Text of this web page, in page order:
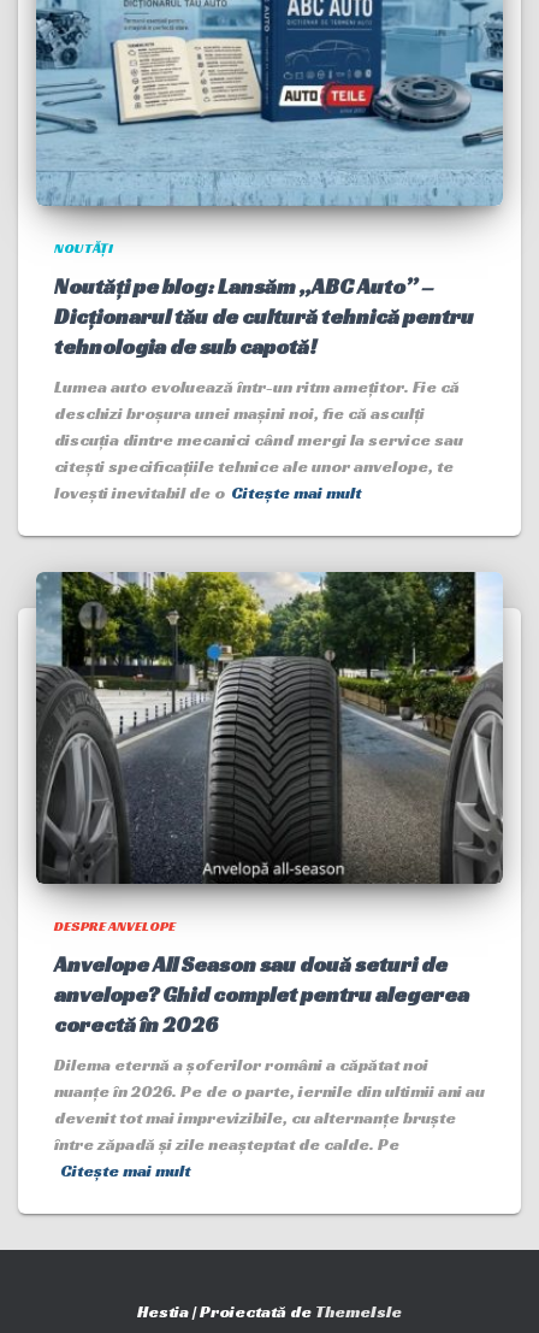
NOUTĂȚI
Noutăți pe blog: Lansăm „ABC Auto” –
Dicționarul tău de cultură tehnică pentru
tehnologia de sub capotă!
Lumea auto evoluează într-un ritm amețitor. Fie că
deschizi broșura unei mașini noi, fie că asculți
discuția dintre mecanici când mergi la service sau
citești specificațiile tehnice ale unor anvelope, te
lovești inevitabil de o Citește mai mult
DESPRE ANVELOPE
Anvelope All Season sau două seturi de
anvelope? Ghid complet pentru alegerea
corectă în 2026
Dilema eternă a șoferilor români a căpătat noi
nuanțe în 2026. Pe de o parte, iernile din ultimii ani au
devenit tot mai imprevizibile, cu alternanțe bruște
între zăpadă și zile neașteptat de calde. Pe
Citește mai mult
Hestia | Proiectată de ThemeIsle